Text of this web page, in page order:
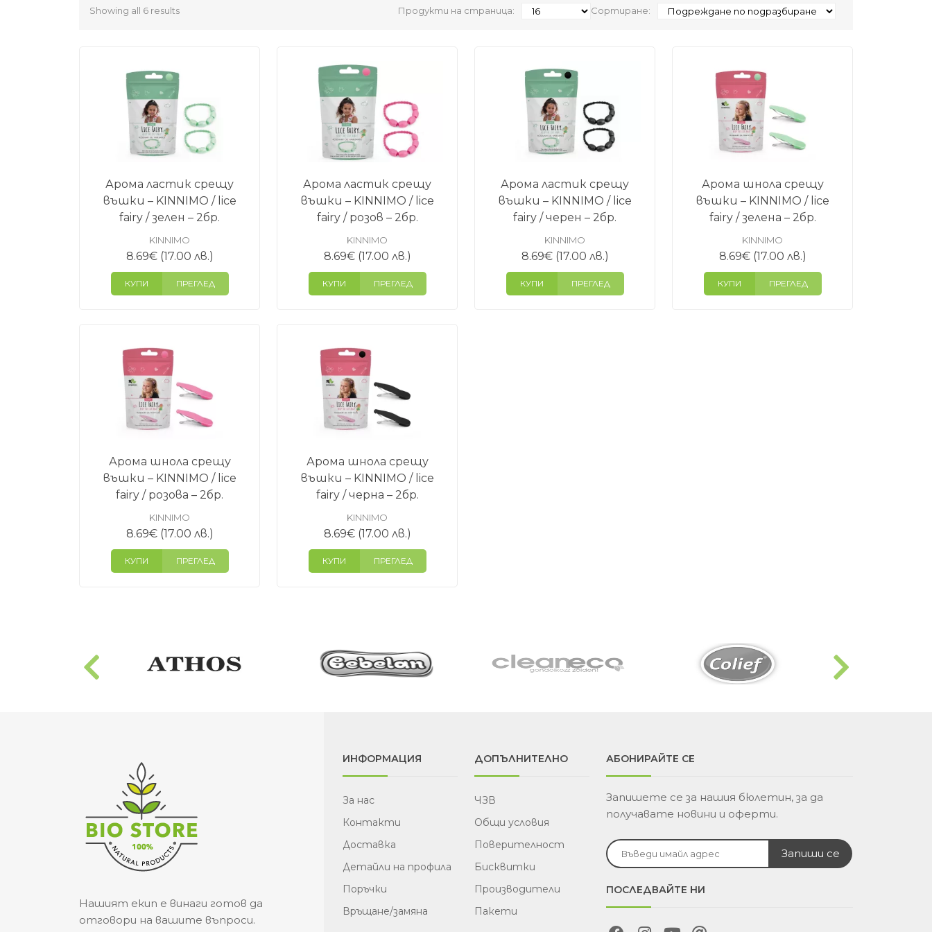
Showing all 6 results Сортиране:
Продукти на страница:
Арома ластик срещу
въшки – KINNIMO / lice
fairy / зелен – 2бр.
KINNIMO
8.69€(17.00 лв.)
КУПИ ПРЕГЛЕД
Арома ластик срещу
въшки – KINNIMO / lice
fairy / розов – 2бр.
KINNIMO
8.69€(17.00 лв.)
КУПИ ПРЕГЛЕД
Арома ластик срещу
въшки – KINNIMO / lice
fairy / черен – 2бр.
KINNIMO
8.69€(17.00 лв.)
КУПИ ПРЕГЛЕД
Арома шнола срещу
въшки – KINNIMO / lice
fairy / зелена – 2бр.
KINNIMO
8.69€(17.00 лв.)
КУПИ ПРЕГЛЕД
Арома шнола срещу
въшки – KINNIMO / lice
fairy / розова – 2бр.
KINNIMO
8.69€(17.00 лв.)
КУПИ ПРЕГЛЕД
Арома шнола срещу
въшки – KINNIMO / lice
fairy / черна – 2бр.
KINNIMO
8.69€(17.00 лв.)
КУПИ ПРЕГЛЕД
Нашият екип е винаги готов да
отговори на вашите въпроси.
ИНФОРМАЦИЯ
За нас
Контакти
Доставка
Детайли на профила
Поръчки
Връщане/замяна
ДОПЪЛНИТЕЛНО
ЧЗВ
Общи условия
Поверителност
Бисквитки
Производители
Пакети
АБОНИРАЙТЕ СЕ
Запишете се за нашия бюлетин, за да
получавате новини и оферти.
ПОСЛЕДВАЙТЕ НИ